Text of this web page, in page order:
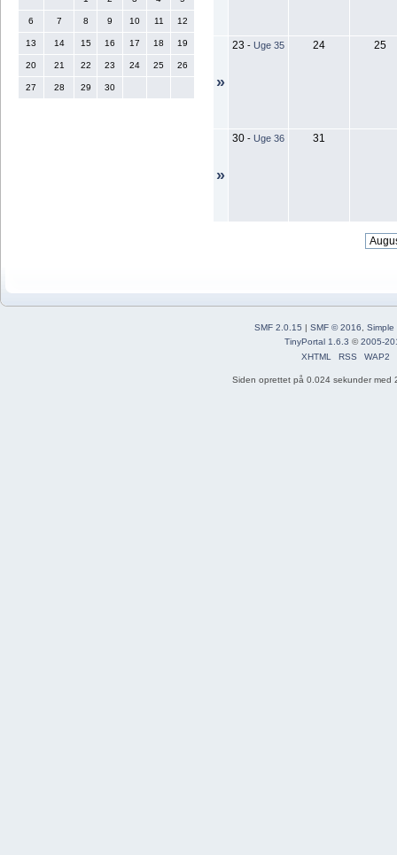
6 7 8 9 10 11 12
13 14 15 16 17 18 19
20 21 22 23 24 25 26
27 28 29 30 »
23 - Uge 35 24 25
»
30 - Uge 36 31
SMF 2.0.15 | SMF © 2016, Simple
TinyPortal 1.6.3 ©2005-
XHTML
RSS WAP2
Siden oprettet på 0.024 sekunder med